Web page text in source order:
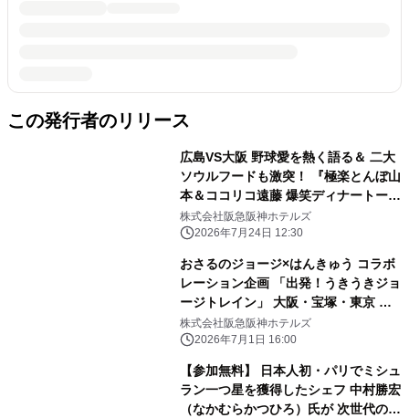
この発行者のリリース
広島VS大阪 野球愛を熱く語る＆ 二大
ソウルフードも激突！ 『極楽とんぼ山
本＆ココリコ遠藤 爆笑ディナートーク
ショー』開催 開催日：2026年9月22日
（火・祝）／ 7月25日（土）チケット
株式会社阪急阪神ホテルズ
2026年7月24日 12:30
おさるのジョージ×はんきゅう コラボ
レーション企画 「出発！うきうきジョ
ージトレイン」 大阪・宝塚・東京 新
橋のホテルで 「おさるのジョージ×阪
急電車」コラボフードを 販売します
株式会社阪急阪神ホテルズ
2026年7月1日 16:00
【参加無料】 日本人初・パリでミシュ
ラン一つ星を獲得したシェフ 中村勝宏
（なかむらかつひろ）氏が 次世代の料